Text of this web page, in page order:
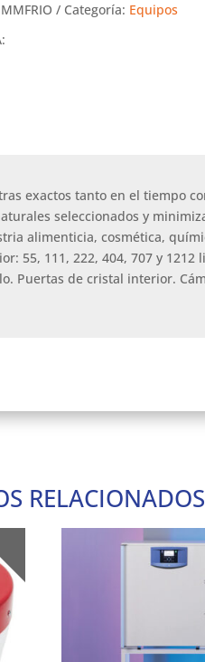
Categoría: Equipos
exactos tanto en el tiempo
seleccionados y
alimenticia, cosmética,
55, 111, 222, 404, 707 y 1212
Puertas de cristal interior.
RELACIONADOS